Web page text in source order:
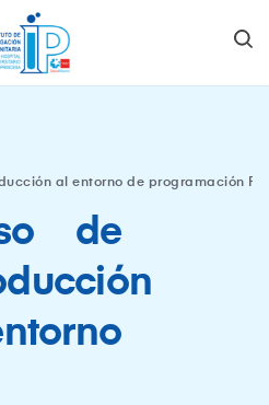
al entorno de programación R
de